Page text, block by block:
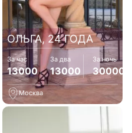
ОЛЬГА, 24 ГОДА
За час
13000
За два
13000
За ночь
30000
Москва